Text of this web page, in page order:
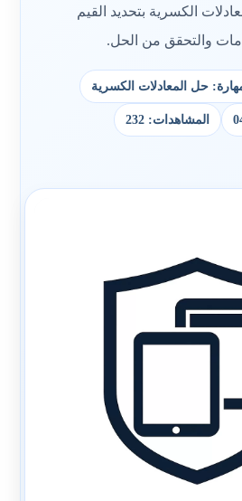
الكسرية بتحديد القيم
والتحقق من الحل.
حل المعادلات الكسرية
المشاهدات: 232